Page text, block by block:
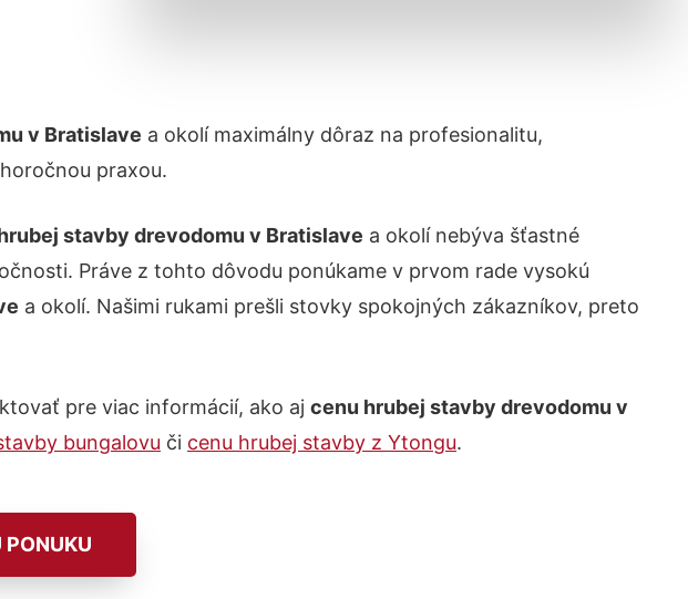
v Bratislave a okolí maximálny dôraz na profesionalitu,
praxou.
stavby drevodomu v Bratislave a okolí nebýva šťastné
Práve z tohto dôvodu ponúkame v prvom rade vysokú
a okolí. Našimi rukami prešli stovky spokojných zákazníkov, preto
pre viac informácií, ako aj cenu hrubej stavby drevodomu v
bungalovu či cenu hrubej stavby z Ytongu.
PONUKU